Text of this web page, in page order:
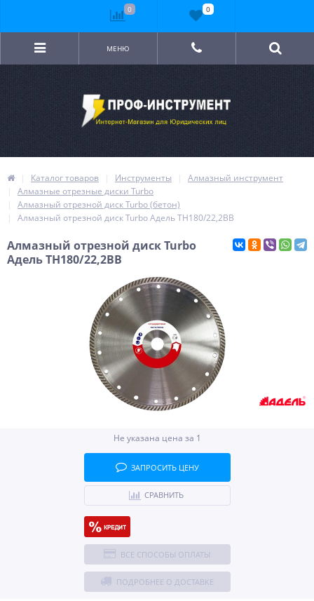
МЕНЮ
Каталог товаров Инструменты
Алмазный инструмент
Алмазные отрезные диски Turbo
Алмазный отрезной диск Turbo (бетон)
Алмазный отрезной диск Turbo Адель TH180/22,2BB
Алмазный отрезной диск Turbo
Адель TH180/22,2BB
Не указана цена за 1
ЗАПРОСИТЬ ЦЕНУ
СРАВНИТЬ
ВСЕ СПОСОБЫ ОПЛАТЫ
ПОДРОБНЕЕ О ДОСТАВКЕ
0 0